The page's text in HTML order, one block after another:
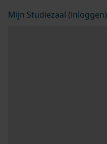
Mijn Studiezaal (inloggen)